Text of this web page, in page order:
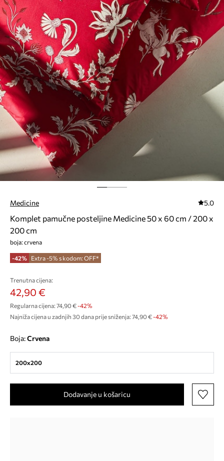
Medicine 5.0
Komplet pamučne posteljine Medicine 50 x 60 cm / 200 x
200 cm
boja: crvena
-42% Extra -5% s kodom: OFF*
Trenutna cijena:
42,90 €
Regularna cijena: 74,90 €-42%
Najniža cijena u zadnjih 30 dana prije sniženja: 74,90 € -42%
Boja: crvena
200x200
Dodavanje u košaricu